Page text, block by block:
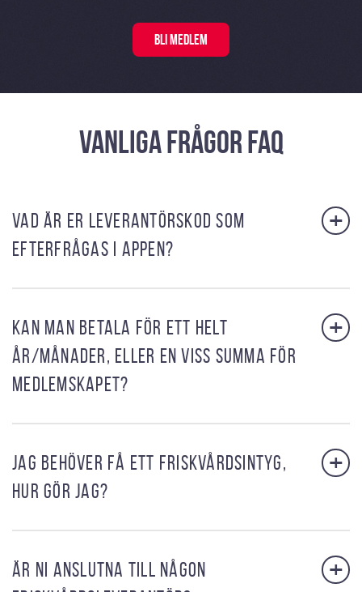
BLI MEDLEM
VANLIGA FRÅGOR FAQ
VAD ÄR ER LEVERANTÖRSKOD SOM
EFTERFRÅGAS I APPEN?
+
KAN MAN BETALA FÖR ETT HELT
ÅR/MÅNADER, ELLER EN VISS SUMMA FÖR
MEDLEMSKAPET?
+
JAG BEHÖVER FÅ ETT FRISKVÅRDSINTYG,
HUR GÖR JAG?
+
ÄR NI ANSLUTNA TILL NÅGON
+